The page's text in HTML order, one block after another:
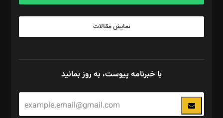
نمایش مقالات
با خبرنامه پیوست، به روز بمانید